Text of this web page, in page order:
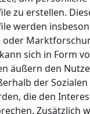
zu erstellen.
werden
oder
sich in Form
äußern den
der Sozialen
die den
Zusätzlich